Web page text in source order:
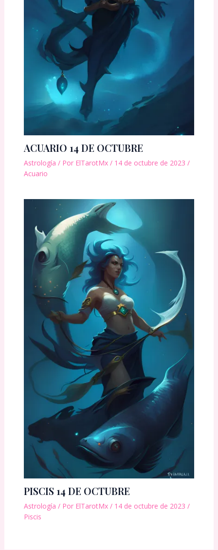
ACUARIO 14 DE OCTUBRE
Astrología / Por ElTarotMx / 14 de octubre de 2023 /
Acuario
PISCIS 14 DE OCTUBRE
Astrología / Por ElTarotMx / 14 de octubre de 2023 /
Piscis